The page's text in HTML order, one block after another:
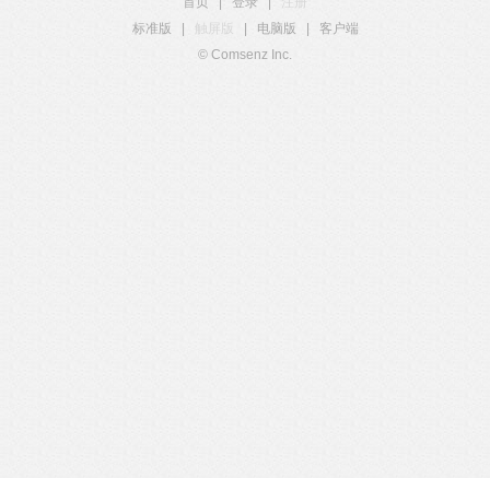
标准版
触屏版 电脑版
客户端
© Comsenz Inc.